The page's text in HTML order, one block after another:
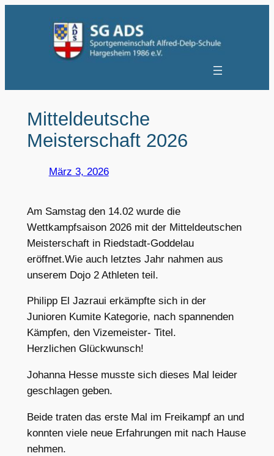
Mitteldeutsche
Meisterschaft 2026
März 3, 2026
Am Samstag den 14.02 wurde die
Wettkampfsaison 2026 mit der Mitteldeutschen
Meisterschaft in Riedstadt-Goddelau
eröffnet.Wie auch letztes Jahr nahmen aus
unserem Dojo 2 Athleten teil.
Philipp El Jazraui erkämpfte sich in der
Junioren Kumite Kategorie, nach spannenden
Kämpfen, den Vizemeister- Titel.
Herzlichen Glückwunsch!
Johanna Hesse musste sich dieses Mal leider
geschlagen geben.
Beide traten das erste Mal im Freikampf an und
konnten viele neue Erfahrungen mit nach Hause
nehmen.